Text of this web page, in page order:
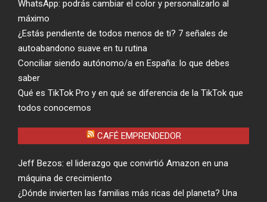
WhatsApp: podrás cambiar el color y personalizarlo al
máximo
¿Estás pendiente de todos menos de ti? 7 señales de
autoabandono suave en tu rutina
Conciliar siendo autónomo/a en España: lo que debes
saber
Qué es TikTok Pro y en qué se diferencia de la TikTok que
todos conocemos
CAFÉ EMPRENDEDOR
Jeff Bezos: el liderazgo que convirtió Amazon en una
máquina de crecimiento
¿Dónde invierten las familias más ricas del planeta? Una